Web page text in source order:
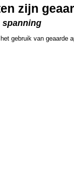
zijn
spanning
gebruik van